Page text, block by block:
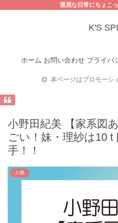
退屈な日常にちょこ
K'S
ホーム お問い合わせ プライバ
本ページはプロモーシ
小野田紀美 【家系図
ごい！妹・理紗は10 t
手！！
人物